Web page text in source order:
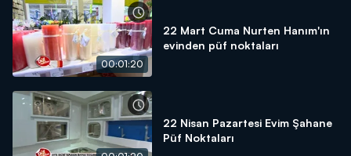
00:01:20
22 Mart Cuma Nurten Hanım'ın
evinden püf noktaları
22 Nisan Pazartesi Evim Şahane
Püf Noktaları